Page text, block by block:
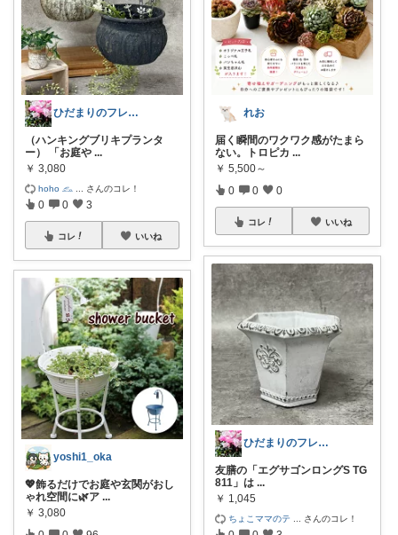
ひだまりのフレンチ🩷ガーデン
（ハンキングブリキプランタ
ー） 「お庭や ...
￥ 3,080
hoho 𓃺 さんのコレ！
0 0 3
コレ いいね
yoshi1_oka
💖飾るだけでお庭や玄関がおし
ゃれ空間に🌿ア ...
￥ 3,080
れお
届く瞬間のワクワク感がたまら
ない。トロピカ ...
￥ 5,500～
0 0 0
コレ いいね
ひだまりのフレンチ🩷ガーデン
友膳の「エグサゴンロングS TG
811」は ...
￥ 1,045
ちょこママのテ さんのコレ！